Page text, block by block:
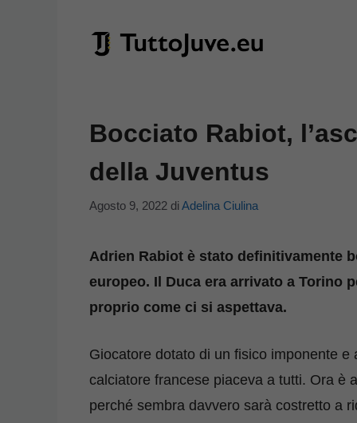
Bocciato Rabiot,
della Juventus
Agosto 9, 2022 di Adelina Ciulina
Adrien Rabiot è stato definitivamente
europeo. Il Duca era arrivato a Torino
proprio come ci si aspettava.
Giocatore dotato di un fisico imponente
calciatore francese piaceva a tutti. Ora è
perché sembra davvero sarà costretto a